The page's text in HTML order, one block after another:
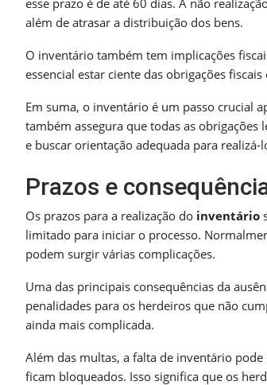
além de atrasar a distribuição dos bens.
O inventário também tem implicações
essencial estar ciente das obrigações
Em suma, o inventário é um passo crucial
também assegura que todas as
e buscar orientação adequada para
Prazos e
Os prazos para a realização do inventário
limitado para iniciar o processo.
podem surgir várias complicações.
Uma das principais consequências da
penalidades para os herdeiros que não
ainda mais complicada.
Além das multas, a falta de inventário
ficam bloqueados. Isso significa que os